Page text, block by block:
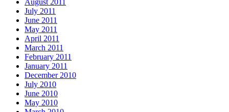
August 2011
July 2011
June 2011
May 2011
April 2011
March 2011
February 2011
January 2011
December 2010
July 2010
June 2010
May 2010